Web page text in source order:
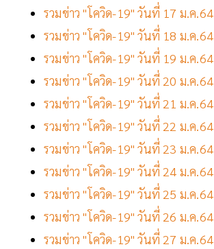
รวมข่าว "โควิด-19" วันที่ 17 ม.ค.64
รวมข่าว "โควิด-19" วันที่ 18 ม.ค.64
รวมข่าว "โควิด-19" วันที่ 19 ม.ค.64
รวมข่าว "โควิด-19" วันที่ 20 ม.ค.64
รวมข่าว "โควิด-19" วันที่ 21 ม.ค.64
รวมข่าว "โควิด-19" วันที่ 22 ม.ค.64
รวมข่าว "โควิด-19" วันที่ 23 ม.ค.64
รวมข่าว "โควิด-19" วันที่ 24 ม.ค.64
รวมข่าว "โควิด-19" วันที่ 25 ม.ค.64
รวมข่าว "โควิด-19" วันที่ 26 ม.ค.64
รวมข่าว "โควิด-19" วันที่ 27 ม.ค.64